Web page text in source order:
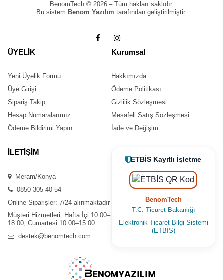
BenomTech © 2026 – Tüm hakları saklıdır.
Bu sistem Benom Yazılım tarafından geliştirilmiştir.
ÜYELİK
Yeni Üyelik Formu
Üye Girişi
Sipariş Takip
Hesap Numaralarımız
Ödeme Bildirimi Yapın
Kurumsal
Hakkımızda
Ödeme Politikası
Gizlilik Sözleşmesi
Mesafeli Satış Sözleşmesi
İade ve Değişim
İLETİŞİM
Meram/Konya
0850 305 40 54
Online Siparişler: 7/24 alınmaktadır
Müşteri Hizmetleri: Hafta İçi 10:00–
18:00, Cumartesi 10:00–15:00
destek@benomtech.com
ETBİS Kayıtlı İşletme
BenomTech
T.C. Ticaret Bakanlığı
Elektronik Ticaret Bilgi Sistemi
(ETBİS)